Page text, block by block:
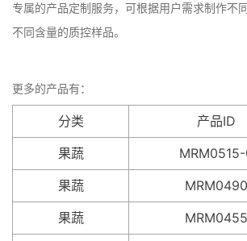
专属的产品定制服务，可根据用户需求制作不
不同含量的质控样品。
更多的产品有：
分类
产品ID
果蔬
果蔬
MRM0490
果蔬
MRM0455